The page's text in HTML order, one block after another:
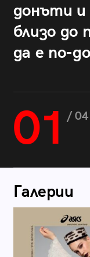
донъти и
близо до
да е по-
01 / 04
Галерии